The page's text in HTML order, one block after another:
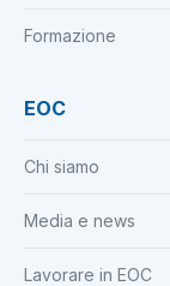
Formazione
EOC
Chi siamo
Media e news
Lavorare in EOC